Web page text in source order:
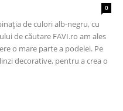
0
de culori alb-negru, cu
de căutare FAVI.ro am ales
o mare parte a podelei. Pe
decorative, pentru a crea o